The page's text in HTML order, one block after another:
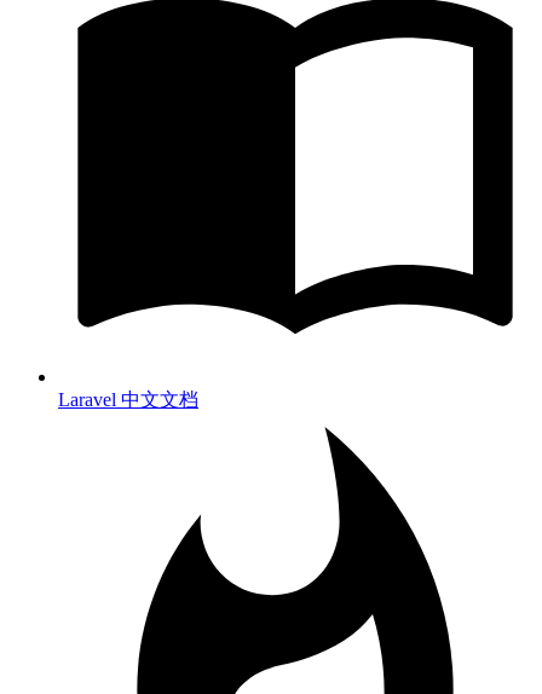
Laravel 中文文档